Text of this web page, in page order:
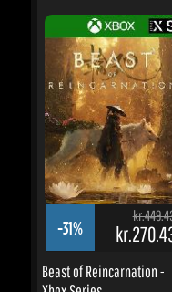
-31%
kr.449.43
kr.270.43
Beast of Reincarnation -
Xbox Series...
COMPRA ORA